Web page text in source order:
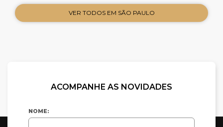
VER TODOS EM SÃO PAULO
ACOMPANHE AS NOVIDADES
NOME: